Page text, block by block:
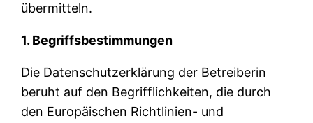
übermitteln.
1. Begriffsbestimmungen
Die Datenschutzerklärung der Betreiberin
beruht auf den Begrifflichkeiten, die durch
den Europäischen Richtlinien- und